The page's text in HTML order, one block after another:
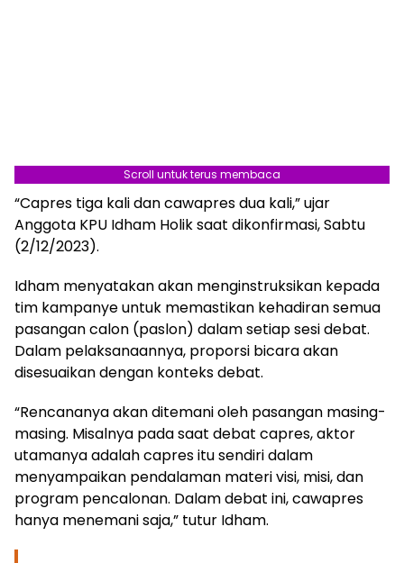
Scroll untuk terus membaca
“Capres tiga kali dan cawapres dua kali,” ujar
Anggota KPU Idham Holik saat dikonfirmasi, Sabtu
(2/12/2023).
Idham menyatakan akan menginstruksikan kepada
tim kampanye untuk memastikan kehadiran semua
pasangan calon (paslon) dalam setiap sesi debat.
Dalam pelaksanaannya, proporsi bicara akan
disesuaikan dengan konteks debat.
“Rencananya akan ditemani oleh pasangan masing-
masing. Misalnya pada saat debat capres, aktor
utamanya adalah capres itu sendiri dalam
menyampaikan pendalaman materi visi, misi, dan
program pencalonan. Dalam debat ini, cawapres
hanya menemani saja,” tutur Idham.